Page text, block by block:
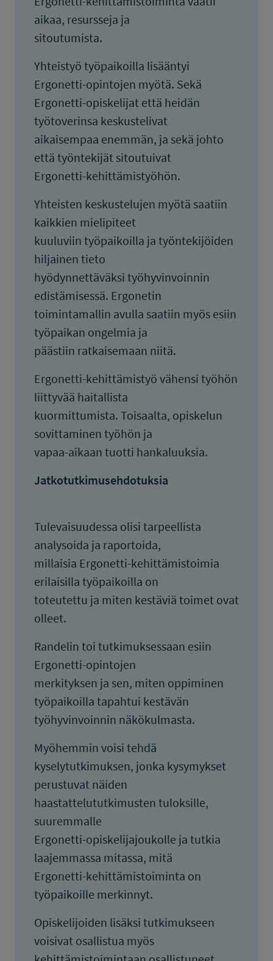
aikaa, resursseja ja
sitoutumista.
Yhteistyö työpaikoilla lisääntyi
Ergonetti-opintojen myötä. Sekä
Ergonetti-opiskelijat että heidän
työtoverinsa keskustelivat
aikaisempaa enemmän, ja sekä johto
että työntekijät sitoutuivat
Ergonetti-kehittämistyöhön.
Yhteisten keskustelujen myötä saatiin
kaikkien mielipiteet
kuuluviin työpaikoilla ja työntekijöiden
hiljainen tieto
hyödynnettäväksi työhyvinvoinnin
edistämisessä. Ergonetin
toimintamallin avulla saatiin myös esiin
työpaikan ongelmia ja
päästiin ratkaisemaan niitä.
Ergonetti-kehittämistyö vähensi työhön
liittyvää haitallista
kuormittumista. Toisaalta, opiskelun
sovittaminen työhön ja
vapaa-aikaan tuotti hankaluuksia.
Jatkotutkimusehdotuksia
Tulevaisuudessa olisi tarpeellista
analysoida ja raportoida,
millaisia Ergonetti-kehittämistoimia
erilaisilla työpaikoilla on
toteutettu ja miten kestäviä toimet ovat
olleet.
Randelin toi tutkimuksessaan esiin
Ergonetti-opintojen
merkityksen ja sen, miten oppiminen
työpaikoilla tapahtui kestävän
työhyvinvoinnin näkökulmasta.
Myöhemmin voisi tehdä
kyselytutkimuksen, jonka kysymykset
perustuvat näiden
haastattelututkimusten tuloksille,
suuremmalle
Ergonetti-opiskelijajoukolle ja tutkia
laajemmassa mitassa, mitä
Ergonetti-kehittämistoiminta on
työpaikoille merkinnyt.
Opiskelijoiden lisäksi tutkimukseen
voisivat osallistua myös